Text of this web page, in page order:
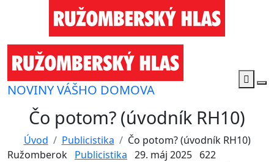
NOVINY VÁŠHO DOMOVA
Čo potom? (úvodník RH10)
Úvod Publicistika
Čo potom? (úvodník RH10)
Ružomberok Publicistika 29. máj 2025 622